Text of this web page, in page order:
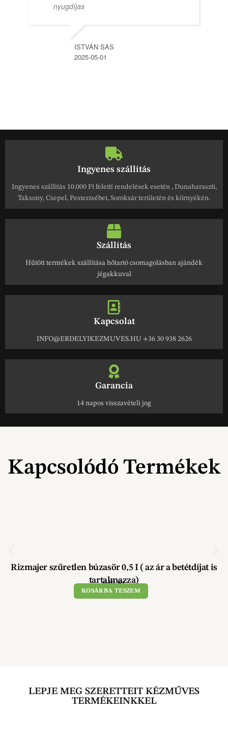
nyugdíjas
ISTVÁN SAS
2025-05-01
Ingyenes szállítás
Ingyenes szállítás 10.000 Ft feletti rendelések esetén , Dunaharaszti,
Taksony, Csepel, Pesterzsébet, Soroksár területén és környékén.
Szállítás
Hűtött termékek szállítása hőtartó csomagolásban ajándék
jégakkuval
Kapcsolat
INFO@ERDELYIKEZMUVES.HU +36 30 938 2626
Garancia
14 napos visszavételi jog
Kapcsolódó Termékek
Rizmajer szűretlen búzasör 0,5 I ( az ár a betétdíjat is
tartalmazza)
940Ft
KOSÁRBA TESZEM
LEPJE MEG SZERETTEIT KÉZMŰVES
TERMÉKEINKKEL